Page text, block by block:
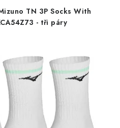
TN 3P Socks With
- tři páry